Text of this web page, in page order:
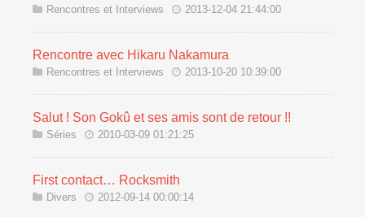
Rencontres et Interviews 2013-12-04 21:44:00
Rencontre avec Hikaru Nakamura
Rencontres et Interviews 2013-10-20 10:39:00
Salut ! Son Gokû et ses amis sont de retour !!
Séries 2010-03-09 01:21:25
First contact… Rocksmith
Divers 2012-09-14 00:00:14